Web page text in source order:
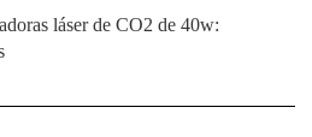
láser de CO2 de 40w: